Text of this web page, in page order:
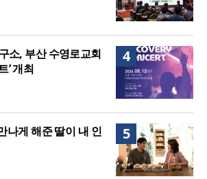
4
소, 부산 수영로교회
’ 개최
5
나게 해준 딸이 내 인